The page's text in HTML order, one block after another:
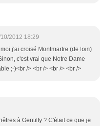
2012 18:29
j'ai croisé Montmartre (de loin)
c'est vrai que Notre Dame
;-)<br /> <br /> <br /> <br />
à Gentilly ? C'était ce que je